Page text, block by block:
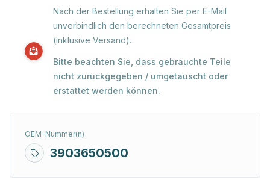
Nach der Bestellung erhalten Sie per E-Mail
unverbindlich den berechneten Gesamtpreis
(inklusive Versand).
Bitte beachten Sie, dass gebrauchte Teile
nicht zurückgegeben / umgetauscht oder
erstattet werden können.
OEM-Nummer(n)
3903650500